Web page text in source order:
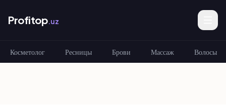
Profitop.uz
Косметолог Ресницы Брови Массаж Волосы